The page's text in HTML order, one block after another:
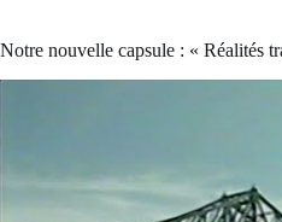
Notre nouvelle capsule : « Réalités